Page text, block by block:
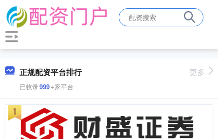
正规配资平台排行
已收录999+家平台
更多